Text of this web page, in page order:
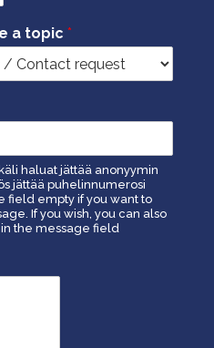
a topic *
haluat jättää anonyymin
jättää puhelinnumerosi
field empty if you want to
If you wish, you can also
the message field